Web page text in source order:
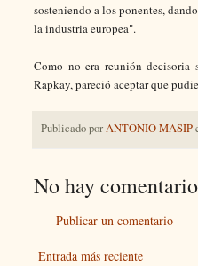
sosteniendo a los ponentes,
la industria europea".
Como no era reunión decisoria
Rapkay, pareció aceptar que
Publicado porANTONIO MASIP
No hay
Publicar un comentario
Entrada más reciente